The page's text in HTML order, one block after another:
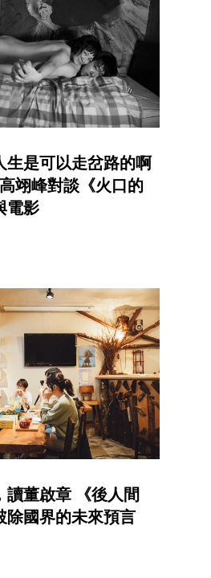
生是可以走岔路的啊
峰對談《火口的
電影
讀董啟章 《後人間
國界的未來預言